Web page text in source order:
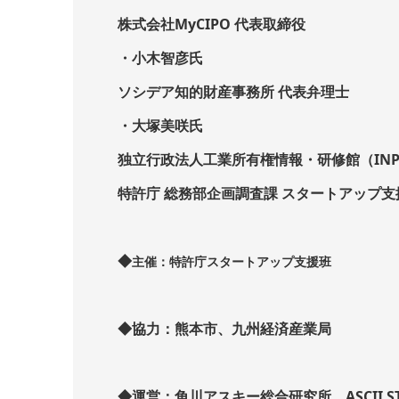
株式会社MyCIPO 代表取締役
・小木智彦氏
ソシデア知的財産事務所 代表弁理士
・大塚美咲氏
独立行政法人工業所有権情報・研修館（
特許庁 総務部企画調査課 スタートアップ
◆主催：特許庁スタートアップ支援班
◆協力：熊本市、九州経済産業局